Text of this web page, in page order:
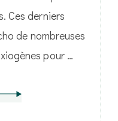
Ces derniers
de nombreuses
pour …